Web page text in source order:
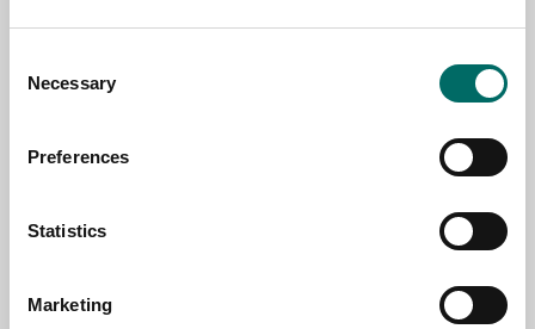
Selection
Necessary
Preferences
Statistics
Marketing
MESSAGE (written in english)